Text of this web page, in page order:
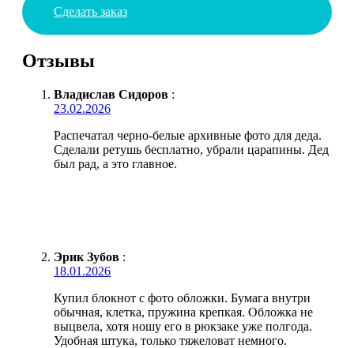
Сделать заказ
Отзывы
Владислав Сидоров :
23.02.2026
Распечатал черно-белые архивные фото для деда.
Сделали ретушь бесплатно, убрали царапины. Дед
был рад, а это главное.
Эрик Зубов :
18.01.2026
Купил блокнот с фото обложки. Бумага внутри
обычная, клетка, пружина крепкая. Обложка не
выцвела, хотя ношу его в рюкзаке уже полгода.
Удобная штука, только тяжеловат немного.